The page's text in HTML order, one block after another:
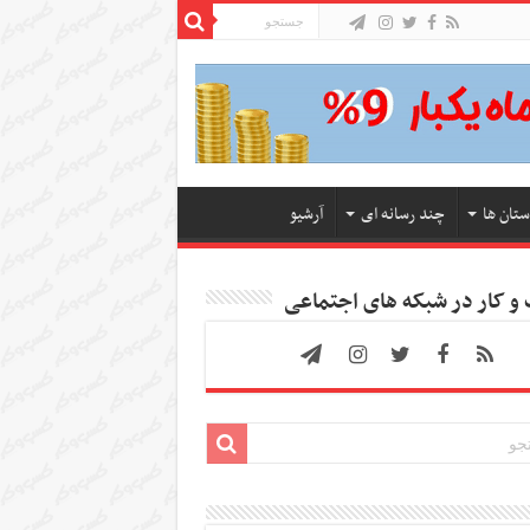
ها چند رسانه ای آرشیو
کار در شبکه های اجتماعی